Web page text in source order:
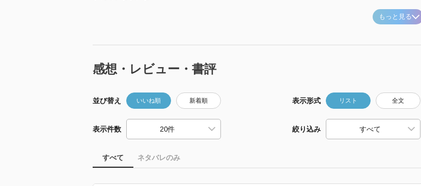
もっと見る
感想・レビュー・書評
並び替え いいね順 新着順 表示形式 リスト 全文
表示件数 絞り込み
すべて ネタバレのみ